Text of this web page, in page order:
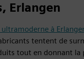
Erlangen
à
tentent de
tout en donnant